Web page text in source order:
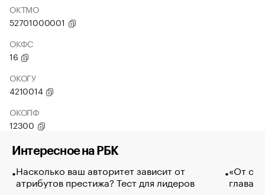
ОКТМО
52701000001
ОКФС
16
ОКОГУ
4210014
ОКОПФ
12300
Интересное на РБК
Насколько ваш авторитет зависит от
атрибутов престижа? Тест для лидеров
«От
глава